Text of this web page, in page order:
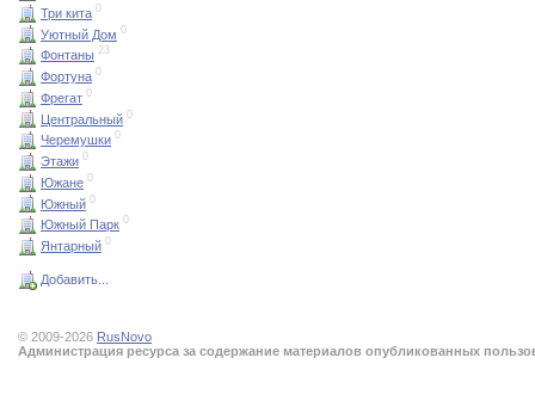
Три кита 0
Уютный Дом 0
Фонтаны 23
Фортуна 0
Фрегат 0
Центральный 0
Черемушки 0
Этажи 0
Южане 0
Южный 0
Южный Парк 0
Янтарный 0
Добавить...
© 2009-2026 RusNovo
Администрация ресурса за содержание материалов опубликованных